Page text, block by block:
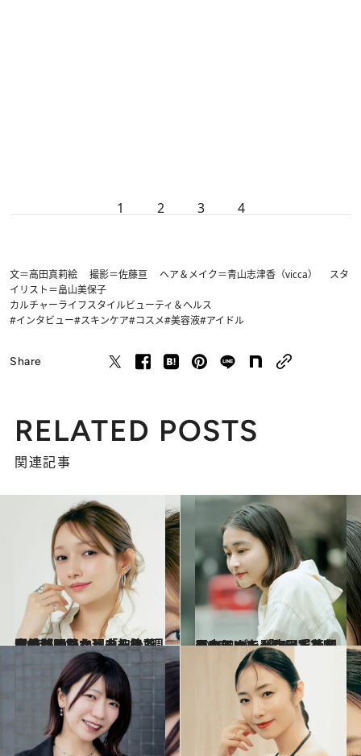
1 2 3 4
文＝高田真莉絵 撮影＝佐藤亘 ヘア＆メイク＝青山志津香（vicca） スタ
イリスト＝畠山美保子
カルチャーライフスタイルビューティ＆ヘルス
#インタビュー#スキンケア#コスメ#美容液#アイドル
Share
RELATED POSTS
関連記事
2026.5.20
【もっと読む】「加入3週間で辞めたかった」後藤真希が明かす、モー娘。全盛期の日々と、それでも続けられた理由
ライフスタイル 2026.4.4
アンジュルム時代「二度目のうつを発症し、絶望の中にいた」和田彩花（31）が、「アイドルをやっていてよかった」と思えるまで
カルチャー